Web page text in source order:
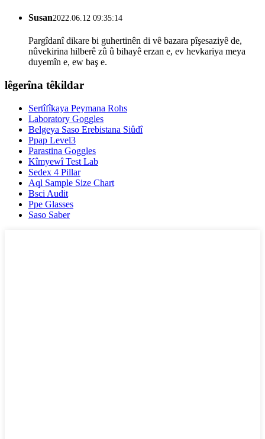
Susan2022.06.12 09:35:14
Pargîdanî dikare bi guhertinên di vê bazara pîşesaziyê de,
nûvekirina hilberê zû û bihayê erzan e, ev hevkariya meya
duyemîn e, ew baş e.
lêgerîna têkildar
Sertîfîkaya Peymana Rohs
Laboratory Goggles
Belgeya Saso Erebistana Siûdî
Ppap Level3
Parastina Goggles
Kîmyewî Test Lab
Sedex 4 Pillar
Aql Sample Size Chart
Bsci Audit
Ppe Glasses
Saso Saber